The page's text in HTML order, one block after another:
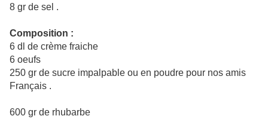
8 gr de sel .
Composition :
6 dl de crème fraiche
6 oeufs
250 gr de sucre impalpable ou en poudre pour nos amis
Français .
600 gr de rhubarbe